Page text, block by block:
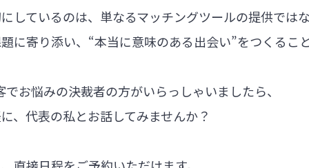
しているのは、単なるマッチングツールの提供では
に寄り添い、“本当に意味のある出会い”をつくるこ
お悩みの決裁者の方がいらっしゃいましたら、
、代表の私とお話してみませんか？